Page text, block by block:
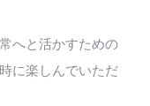
へと活かすための
に楽しんでいただ